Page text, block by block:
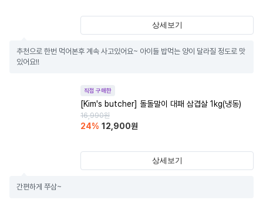
상세보기
추천으로 한번 먹어본후 계속 사고있어요~ 아이들 밥먹는 양이 달라질 정도로 맛
있어요!!
직접 구매한
[Kim's butcher] 돌돌말이 대패 삼겹살 1kg(냉동)
16,990원
24% 12,900원
상세보기
간편하게 쭈삼~